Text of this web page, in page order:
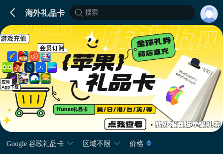
海外礼品卡 搜索
Google 谷歌礼品卡 区域不限 价格